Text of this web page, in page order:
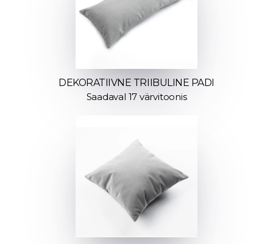
DEKORATIIVNE TRIIBULINE PADI
Saadaval 17 värvitoonis